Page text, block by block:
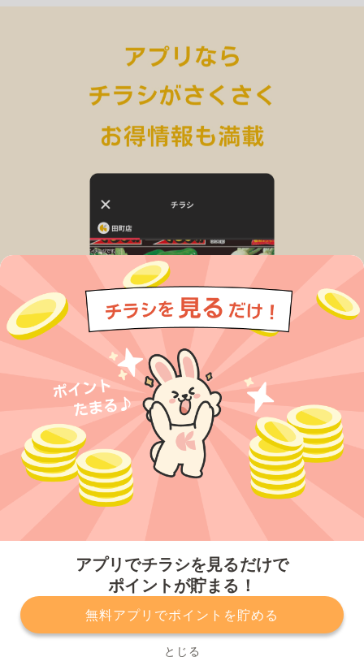
アプリでチラシを見るだけで
ポイントが貯まる！
無料アプリでポイントを貯める
とじる
プライバシーポリシー 利用規約
運営会社
サービスに関してのお問い合わせ